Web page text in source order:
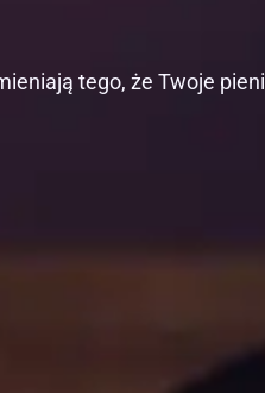
tego, że Twoje